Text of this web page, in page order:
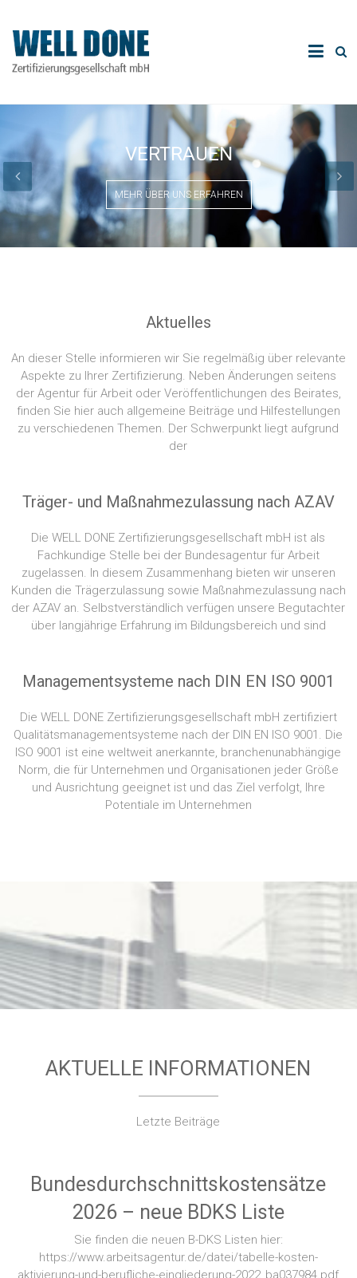
VERTRAUEN
MEHR ÜBER UNS ERFAHREN
Aktuelles
An dieser Stelle informieren wir Sie regelmäßig über relevante
Aspekte zu Ihrer Zertifizierung. Neben Änderungen seitens
der Agentur für Arbeit oder Veröffentlichungen des Beirates,
finden Sie hier auch allgemeine Beiträge und Hilfestellungen
zu verschiedenen Themen. Der Schwerpunkt liegt aufgrund
der
Träger- und Maßnahmezulassung nach AZAV
Die WELL DONE Zertifizierungsgesellschaft mbH ist als
Fachkundige Stelle bei der Bundesagentur für Arbeit
zugelassen. In diesem Zusammenhang bieten wir unseren
Kunden die Trägerzulassung sowie Maßnahmezulassung nach
der AZAV an. Selbstverständlich verfügen unsere Begutachter
über langjährige Erfahrung im Bildungsbereich und sind
Managementsysteme nach DIN EN ISO 9001
Die WELL DONE Zertifizierungsgesellschaft mbH zertifiziert
Qualitätsmanagementsysteme nach der DIN EN ISO 9001. Die
ISO 9001 ist eine weltweit anerkannte, branchenunabhängige
Norm, die für Unternehmen und Organisationen jeder Größe
und Ausrichtung geeignet ist und das Ziel verfolgt, Ihre
Potentiale im Unternehmen
AKTUELLE INFORMATIONEN
Letzte Beiträge
Bundesdurchschnittskostensätze
2026 – neue BDKS Liste
Sie finden die neuen B-DKS Listen hier:
https://www.arbeitsagentur.de/datei/tabelle-kosten-
aktivierung-und-berufliche-eingliederung-2022_ba037984.pdf